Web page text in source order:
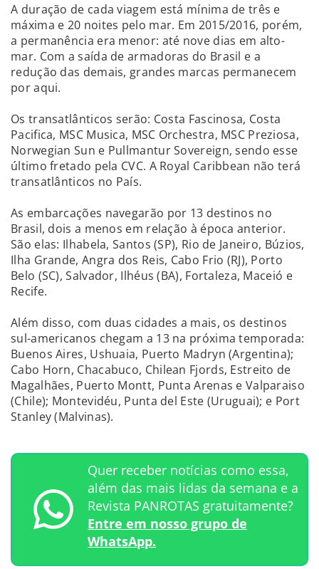
A duração de cada viagem está mínima de três e
máxima e 20 noites pelo mar. Em 2015/2016, porém,
a permanência era menor: até nove dias em alto-
mar. Com a saída de armadoras do Brasil e a
redução das demais, grandes marcas permanecem
por aqui.
Os transatlânticos serão: Costa Fascinosa, Costa
Pacifica, MSC Musica, MSC Orchestra, MSC Preziosa,
Norwegian Sun e Pullmantur Sovereign, sendo esse
último fretado pela CVC. A Royal Caribbean não terá
transatlânticos no País.
As embarcações navegarão por 13 destinos no
Brasil, dois a menos em relação à época anterior.
São elas: Ilhabela, Santos (SP), Rio de Janeiro, Búzios,
Ilha Grande, Angra dos Reis, Cabo Frio (RJ), Porto
Belo (SC), Salvador, Ilhéus (BA), Fortaleza, Maceió e
Recife.
Além disso, com duas cidades a mais, os destinos
sul-americanos chegam a 13 na próxima temporada:
Buenos Aires, Ushuaia, Puerto Madryn (Argentina);
Cabo Horn, Chacabuco, Chilean Fjords, Estreito de
Magalhães, Puerto Montt, Punta Arenas e Valparaiso
(Chile); Montevidéu, Punta del Este (Uruguai); e Port
Stanley (Malvinas).
Quer receber notícias como essa,
além das mais lidas da semana e a
Revista PANROTAS gratuitamente?
Entre em nosso grupo de
WhatsApp.